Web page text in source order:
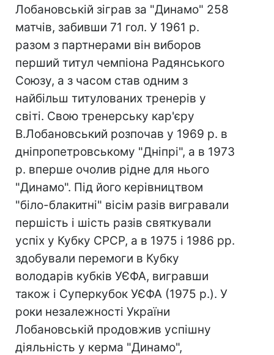
Лобановській зіграв за "Динамо" 258
матчів, забивши 71 гол. У 1961 р.
разом з партнерами він виборов
перший титул чемпіона Радянського
Союзу, а з часом став одним з
найбільш титулованих тренерів у
світі. Свою тренерську кар'єру
В.Лобановський розпочав у 1969 р. в
дніпропетровському "Дніпрі", а в 1973
р. вперше очолив рідне для нього
"Динамо". Під його керівництвом
"біло-блакитні" вісім разів вигравали
першість і шість разів святкували
успіх у Кубку СРСР, а в 1975 і 1986 рр.
здобували перемоги в Кубку
володарів кубків УЄФА, вигравши
також і Суперкубок УЄФА (1975 р.). У
роки незалежності України
Лобановській продовжив успішну
діяльність у керма "Динамо",